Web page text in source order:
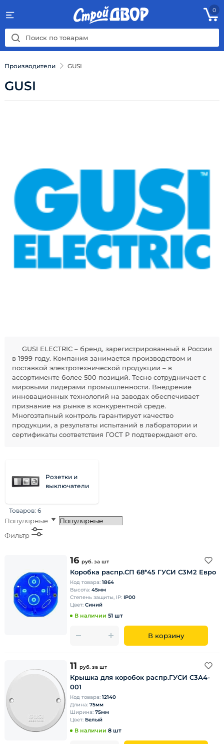
0
Производители GUSI
GUSI
GUSI ELECTRIC – бренд, зарегистрированный в России
в 1999 году. Компания занимается производством и
поставкой электротехнической продукции – в
ассортименте более 500 позиций. Тесно сотрудничает с
мировыми лидерами промышленности. Внедрение
инновационных технологий на заводах обеспечивает
признание на рынке в конкурентной среде.
Многоэтапный контроль гарантирует качество
продукции, а результаты испытаний в лаборатории и
сертификаты соответствия ГОСТ Р подтверждают его.
Розетки и
выключатели
Товаров: 6
Популярные
Фильтр
16 руб. за шт
Коробка распр.СП 68*45 ГУСИ С3М2 Евро
Код товара: 1864
Высота: 45мм
Степень защиты, IP: IP00
Цвет: Синий
В наличии 51 шт
В корзину
11 руб. за шт
Крышка для коробок распр.ГУСИ С3А4-
001
Код товара: 12140
Длина: 75мм
Ширина: 75мм
Цвет: Белый
В наличии 8 шт